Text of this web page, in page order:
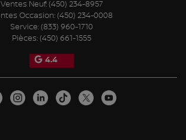
Ventes Neuf: (450) 234-8957
Occasion: (450) 234-0008
Service: (833) 960-1710
Pièces: (450) 661-1555
4.4